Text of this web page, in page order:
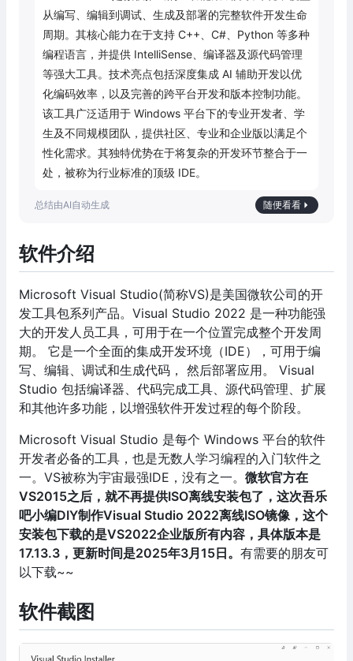
从编写、编辑到调试、生成及部署的完整软件开发生命
周期。其核心能力在于支持 C++、C#、Python 等多种
编程语言，并提供 IntelliSense、编译器及源代码管理
等强大工具。技术亮点包括深度集成 AI 辅助开发以优
化编码效率，以及完善的跨平台开发和版本控制功能。
该工具广泛适用于 Windows 平台下的专业开发者、学
生及不同规模团队，提供社区、专业和企业版以满足个
性化需求。其独特优势在于将复杂的开发环节整合于一
处，被称为行业标准的顶级 IDE。
随便看看
软件介绍
Microsoft Visual Studio(简称VS)是美国微软公司的开
发工具包系列产品。Visual Studio 2022 是一种功能强
大的开发人员工具，可用于在一个位置完成整个开发周
期。 它是一个全面的集成开发环境（IDE），可用于编
写、编辑、调试和生成代码， 然后部署应用。 Visual
Studio 包括编译器、代码完成工具、源代码管理、扩展
和其他许多功能，以增强软件开发过程的每个阶段。
Microsoft Visual Studio 是每个 Windows 平台的软件
开发者必备的工具，也是无数人学习编程的入门软件之
一。VS被称为宇宙最强IDE，没有之一。 微软官方在
VS2015之后，就不再提供ISO离线安装包了，这次吾乐
吧小编DIY制作Visual Studio 2022离线ISO镜像，这个
安装包下载的是VS2022企业版所有内容，具体版本是
17.13.3，更新时间是2025年3月15日。 有需要的朋友可
以下载~~
软件截图